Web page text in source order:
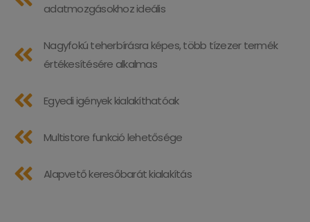
adatmozgásokhoz ideális
Nagyfokú teherbírásra képes, több tízezer termék
értékesítésére alkalmas
Egyedi igények kialakíthatóak
Multistore funkció lehetősége
Alapvető keresőbarát kialakítás